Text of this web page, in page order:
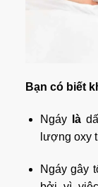
Bạn có biết
Ngáy là
lượng oxy
Ngáygây